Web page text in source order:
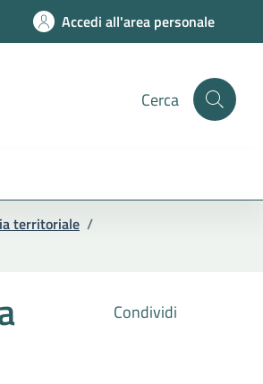
Accedi all'area personale
Cerca
territoriale /
Condividi